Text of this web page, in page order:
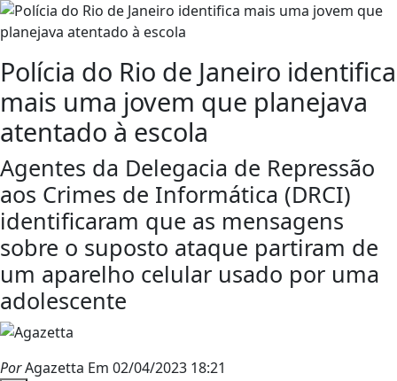
Polícia do Rio de Janeiro identifica
mais uma jovem que planejava
atentado à escola
Agentes da Delegacia de Repressão
aos Crimes de Informática (DRCI)
identificaram que as mensagens
sobre o suposto ataque partiram de
um aparelho celular usado por uma
adolescente
PorAgazetta Em 02/04/2023 18:21